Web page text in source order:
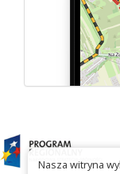
Nasza witryna